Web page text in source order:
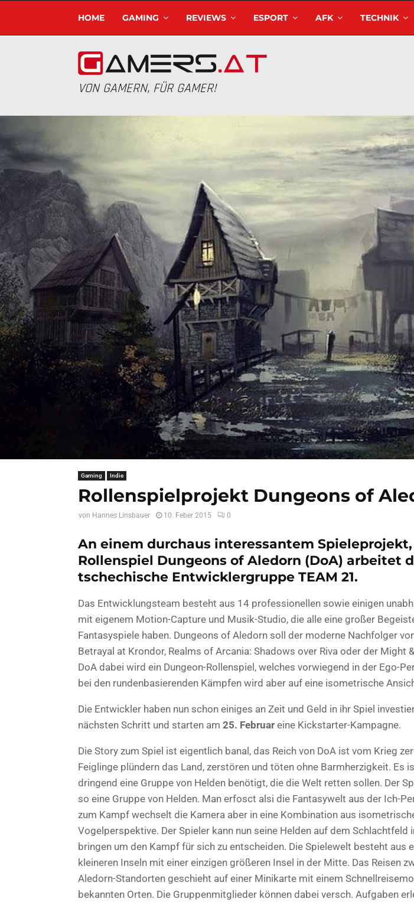
HOME GAMING REVIEWS ESPORT AFK TECHNIK
VON GAMERN, FÜR GAMER!
Gaming Indie
Rollenspielprojekt Dungeons of
von Hannes Linsbauer 10. Feber 2015 0
An einem durchaus interessantem
Rollenspiel Dungeons of Aledorn (DoA) arbeitet
tschechische Entwicklergruppe TEAM 21.
Das Entwicklungsteam besteht aus 14 professionellen sowie einigen
mit eigenem Motion-Capture und Musik-Studio, die alle eine großer
Fantasyspiele haben. Dungeons of Aledorn soll der moderne Nachfolger
Betrayal at Krondor, Realms of Arcania: Shadows over Riva oder der Might
DoA dabei wird ein Dungeon-Rollenspiel, welches vorwiegend in der Ego-
bei den rundenbasierenden Kämpfen wird aber auf eine isometrische
Die Entwickler haben nun schon einiges an Zeit und Geld in ihr Spiel
nächsten Schritt und starten am 25. Februar eine Kickstarter-Kampagne.
Die Story zum Spiel ist eigentlich banal, das Reich von DoA ist vom Krieg
Feiglinge plündern das Land, zerstören und töten ohne Barmherzigkeit. Es
dringend eine Gruppe von Helden benötigt, die die Welt retten sollen. Der
so eine Gruppe von Helden. Man erfosct alsi die Fantasywelt aus der Ich-
zum Kampf wechselt die Kamera aber in eine Kombination aus
Vogelperspektive. Der Spieler kann nun seine Helden auf dem
bringen um den Kampf für sich zu entscheiden. Die Spielewelt besteht aus
kleineren Inseln mit einer einzigen größeren Insel in der Mitte. Das Reisen
Aledorn-Standorten geschieht auf einer Minikarte mit einem
bekannten Orten. Die Gruppenmitglieder können dabei versch. Aufgaben